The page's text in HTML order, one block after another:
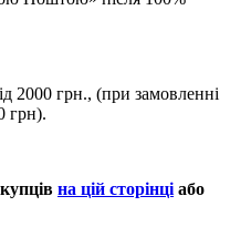
2000 грн., (при замовленні
грн).
на цій сторінці або